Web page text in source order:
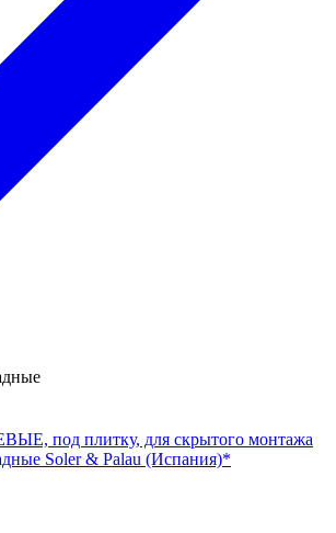
под плитку, для скрытого монтажа
Soler & Palau (Испания)*